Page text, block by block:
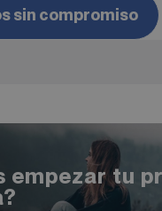
sin compromiso
empezar tu